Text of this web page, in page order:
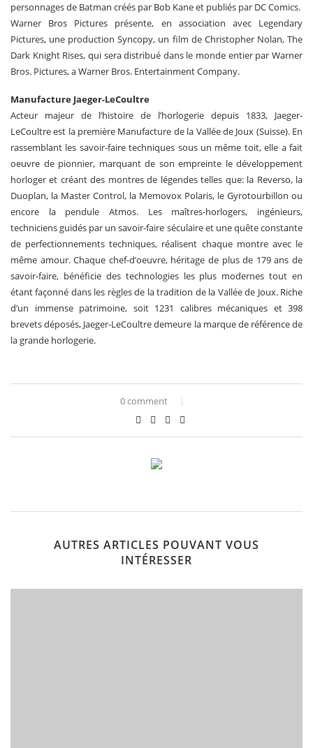
personnages de Batman créés par Bob Kane et publiés par DC Comics.
Warner Bros Pictures présente, en association avec Legendary
Pictures, une production Syncopy, un film de Christopher Nolan, The
Dark Knight Rises, qui sera distribué dans le monde entier par Warner
Bros. Pictures, a Warner Bros. Entertainment Company.
Manufacture Jaeger-LeCoultre
Acteur majeur de l’histoire de l’horlogerie depuis 1833, Jaeger-
LeCoultre est la première Manufacture de la Vallée de Joux (Suisse). En
rassemblant les savoir-faire techniques sous un même toit, elle a fait
oeuvre de pionnier, marquant de son empreinte le développement
horloger et créant des montres de légendes telles que: la Reverso, la
Duoplan, la Master Control, la Memovox Polaris, le Gyrotourbillon ou
encore la pendule Atmos. Les maîtres-horlogers, ingénieurs,
techniciens guidés par un savoir-faire séculaire et une quête constante
de perfectionnements techniques, réalisent chaque montre avec le
même amour. Chaque chef-d’oeuvre, héritage de plus de 179 ans de
savoir-faire, bénéficie des technologies les plus modernes tout en
étant façonné dans les règles de la tradition de la Vallée de Joux. Riche
d’un immense patrimoine, soit 1231 calibres mécaniques et 398
brevets déposés, Jaeger-LeCoultre demeure la marque de référence de
la grande horlogerie.
0 comment
AUTRES ARTICLES POUVANT VOUS
INTÉRESSER